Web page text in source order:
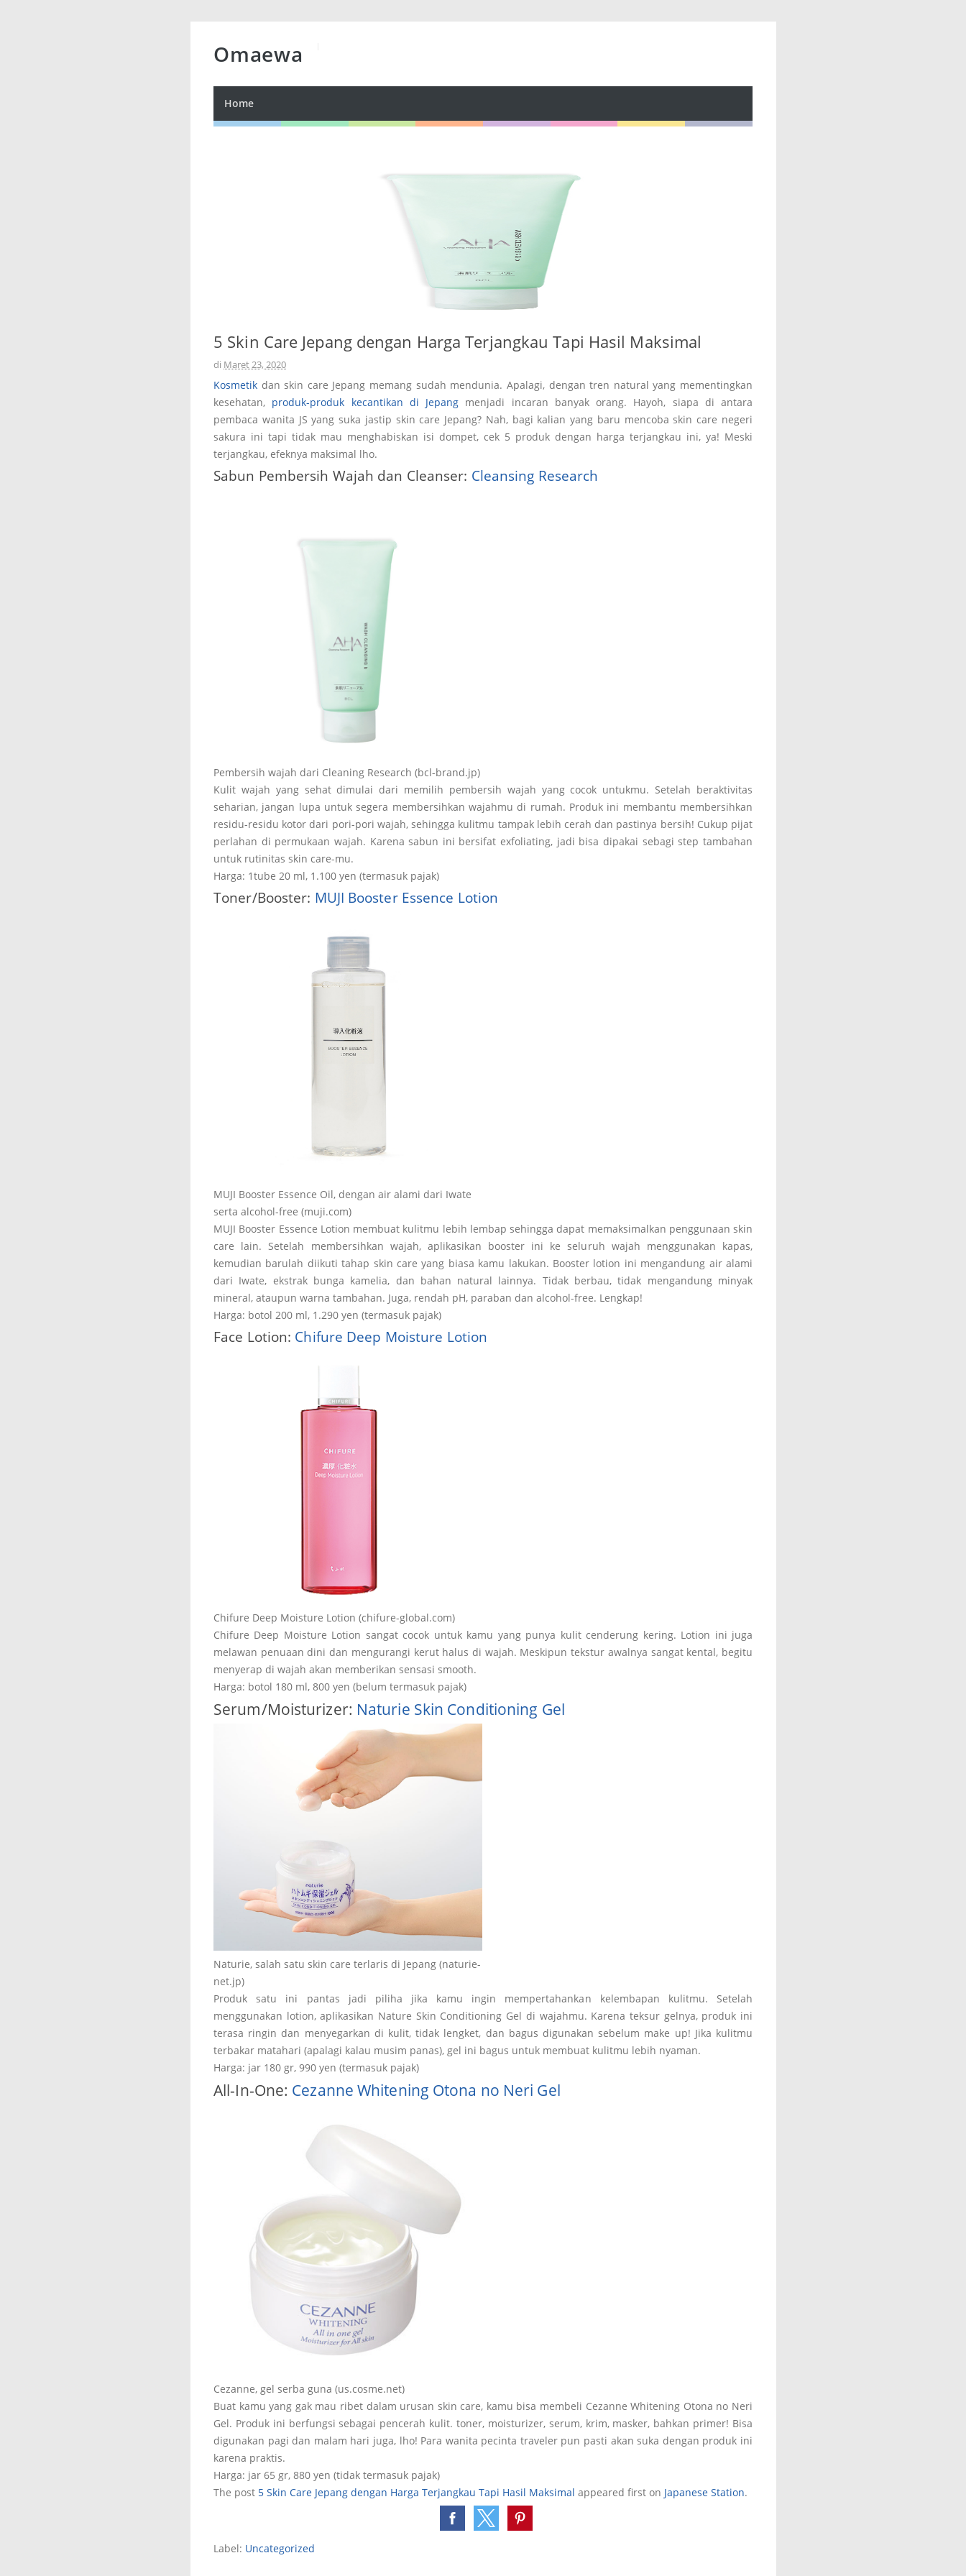
Omaewa
Home
5 Skin Care Jepang dengan Harga Terjangkau Tapi Hasil Maksimal
di Maret 23, 2020
Kosmetik dan skin care Jepang memang sudah mendunia. Apalagi, dengan tren natural yang mementingkan
kesehatan, produk-produk kecantikan di Jepang menjadi incaran banyak orang. Hayoh, siapa di antara
pembaca wanita JS yang suka jastip skin care Jepang? Nah, bagi kalian yang baru mencoba skin care negeri
sakura ini tapi tidak mau menghabiskan isi dompet, cek 5 produk dengan harga terjangkau ini, ya! Meski
terjangkau, efeknya maksimal lho.
Sabun Pembersih Wajah dan Cleanser: Cleansing Research
Pembersih wajah dari Cleaning Research (bcl-brand.jp)
Kulit wajah yang sehat dimulai dari memilih pembersih wajah yang cocok untukmu. Setelah beraktivitas
seharian, jangan lupa untuk segera membersihkan wajahmu di rumah. Produk ini membantu membersihkan
residu-residu kotor dari pori-pori wajah, sehingga kulitmu tampak lebih cerah dan pastinya bersih! Cukup pijat
perlahan di permukaan wajah. Karena sabun ini bersifat exfoliating, jadi bisa dipakai sebagi step tambahan
untuk rutinitas skin care-mu.
Harga: 1tube 20 ml, 1.100 yen (termasuk pajak)
Toner/Booster: MUJI Booster Essence Lotion
MUJI Booster Essence Oil, dengan air alami dari Iwate
serta alcohol-free (muji.com)
MUJI Booster Essence Lotion membuat kulitmu lebih lembap sehingga dapat memaksimalkan penggunaan skin
care lain. Setelah membersihkan wajah, aplikasikan booster ini ke seluruh wajah menggunakan kapas,
kemudian barulah diikuti tahap skin care yang biasa kamu lakukan. Booster lotion ini mengandung air alami
dari Iwate, ekstrak bunga kamelia, dan bahan natural lainnya. Tidak berbau, tidak mengandung minyak
mineral, ataupun warna tambahan. Juga, rendah pH, paraban dan alcohol-free. Lengkap!
Harga: botol 200 ml, 1.290 yen (termasuk pajak)
Face Lotion: Chifure Deep Moisture Lotion
Chifure Deep Moisture Lotion (chifure-global.com)
Chifure Deep Moisture Lotion sangat cocok untuk kamu yang punya kulit cenderung kering. Lotion ini juga
melawan penuaan dini dan mengurangi kerut halus di wajah. Meskipun tekstur awalnya sangat kental, begitu
menyerap di wajah akan memberikan sensasi smooth.
Harga: botol 180 ml, 800 yen (belum termasuk pajak)
Serum/Moisturizer: Naturie Skin Conditioning Gel
Naturie, salah satu skin care terlaris di Jepang (naturie-
net.jp)
Produk satu ini pantas jadi piliha jika kamu ingin mempertahankan kelembapan kulitmu. Setelah
menggunakan lotion, aplikasikan Nature Skin Conditioning Gel di wajahmu. Karena teksur gelnya, produk ini
terasa ringin dan menyegarkan di kulit, tidak lengket, dan bagus digunakan sebelum make up! Jika kulitmu
terbakar matahari (apalagi kalau musim panas), gel ini bagus untuk membuat kulitmu lebih nyaman.
Harga: jar 180 gr, 990 yen (termasuk pajak)
All-In-One: Cezanne Whitening Otona no Neri Gel
Cezanne, gel serba guna (us.cosme.net)
Buat kamu yang gak mau ribet dalam urusan skin care, kamu bisa membeli Cezanne Whitening Otona no Neri
Gel. Produk ini berfungsi sebagai pencerah kulit. toner, moisturizer, serum, krim, masker, bahkan primer! Bisa
digunakan pagi dan malam hari juga, lho! Para wanita pecinta traveler pun pasti akan suka dengan produk ini
karena praktis.
Harga: jar 65 gr, 880 yen (tidak termasuk pajak)
The post 5 Skin Care Jepang dengan Harga Terjangkau Tapi Hasil Maksimal appeared first on Japanese Station.
Label: Uncategorized